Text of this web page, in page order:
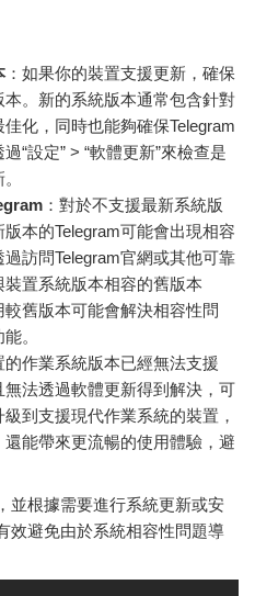
：如果你的裝置支援更新，確保
。新的系統版本通常包含針對
化，同時也能夠確保Telegram
“設定” > “軟體更新”來檢查是
：對於不支援最新系統版
本的Telegram可能會出現相容
訪問Telegram官網或其他可靠
置系統版本相容的舊版本
舊版本可能會解決相容性問
。
的作業系統版本已經無法支援
無法透過軟體更新得到解決，可
到支援現代作業系統的裝置，
能帶來更流暢的使用體驗，避
並根據需要進行系統更新或安
效避免由於系統相容性問題導